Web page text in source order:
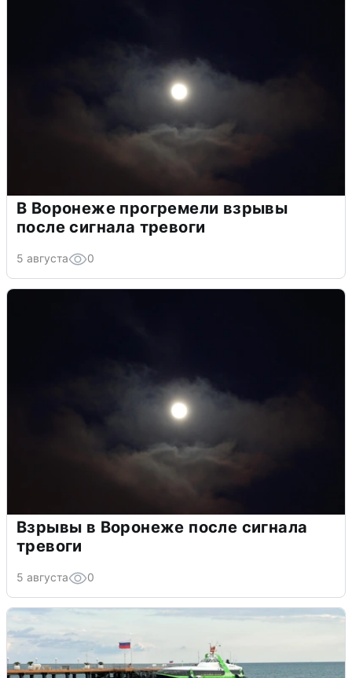
В Воронеже прогремели взрывы
после сигнала тревоги
5 августа 0
Взрывы в Воронеже после сигнала
тревоги
5 августа 0